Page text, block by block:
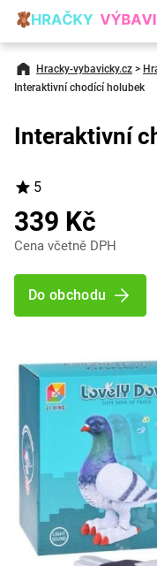
Hracky-vybavicky.cz >
Interaktivní chodící holubek
Interaktivní
5
339 Kč
Cena včetně DPH
Do obchodu